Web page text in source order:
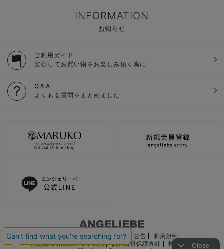
INFORMATION
お知らせ
ご利用ガイド
安心してお買い物をお楽しみ頂く為に
Q＆A
よくある質問をまとめました
ご利用ガイド 会社概要 電子公告
利用規約
特定商取引法に基づく表記
個人情報保護方針
推奨環境